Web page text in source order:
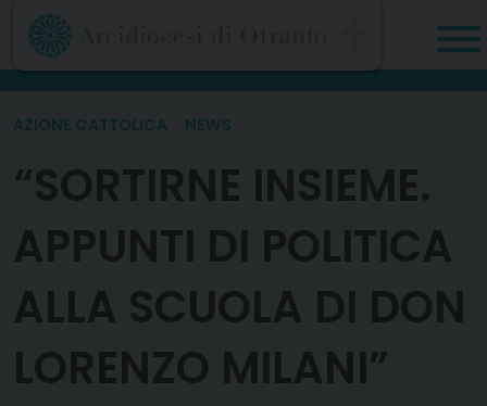
Skip
content
AZIONE CATTOLICA NEWS
“SORTIRNE INSIEME.
APPUNTI DI POLITICA
ALLA SCUOLA DI DON
LORENZO MILANI”